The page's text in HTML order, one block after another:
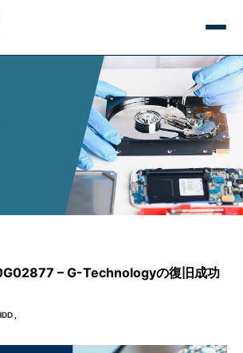
– G-Technologyの復旧成功